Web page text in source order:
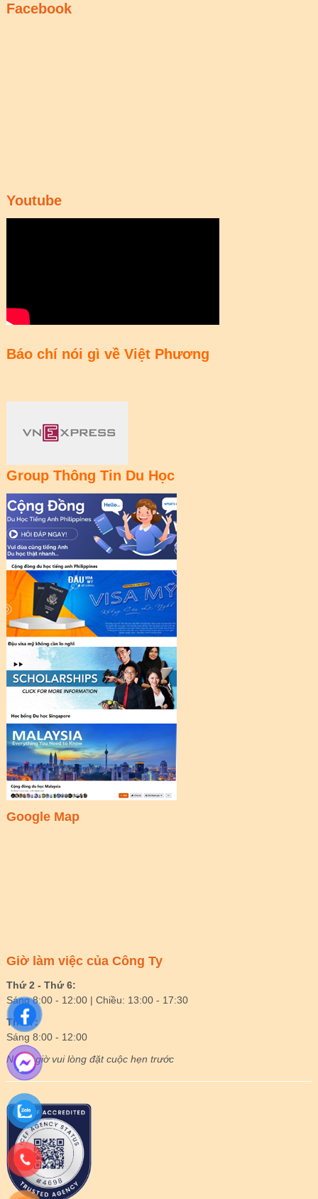
Facebook
Youtube
Báo chí nói gì về Việt Phương
Group Thông Tin Du Học
Google Map
Giờ làm việc của Công Ty
Thứ 2 - Thứ 6:
Sáng 8:00 - 12:00 | Chiều: 13:00 - 17:30
Thứ 7:
Sáng 8:00 - 12:00
Ngoài giờ vui lòng đặt cuộc hẹn trước